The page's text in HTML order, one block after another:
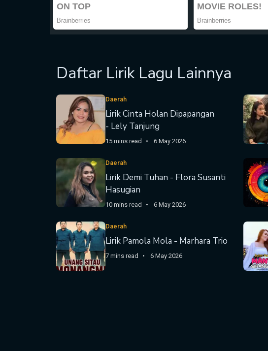
Daftar Lirik Lagu Lainnya
Daerah
Lirik Cinta Holan Dipapangan
- Lely Tanjung
15 mins read 6 May 2026
Daerah
Lirik Demi Tuhan - Flora Susanti
Hasugian
10 mins read 6 May 2026
Daerah
Lirik Pamola Mola - Marhara Trio
7 mins read 6 May 2026